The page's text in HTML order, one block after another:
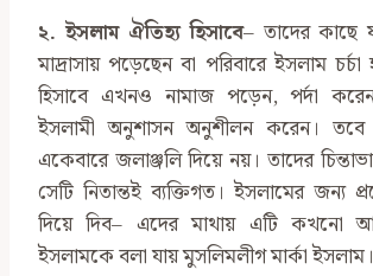
২. ইসলাম ঐতিহ্য হিসাবে– তাদের কাছে
মাদ্রাসায় পড়েছেন বা পরিবারে ইসলাম
হিসাবে এখনও নামাজ পড়েন, পর্দা
ইসলামী অনুশাসন অনুশীলন করেন। তবে
একেবারে জলাঞ্জলি দিয়ে নয়। তাদের
সেটি নিতান্তই ব্যক্তিগত। ইসলামের জন্য
দিয়ে দিব– এদের মাথায় এটি কখনো
ইসলামকে বলা যায় মুসলিমলীগ মার্কা ইসলাম।